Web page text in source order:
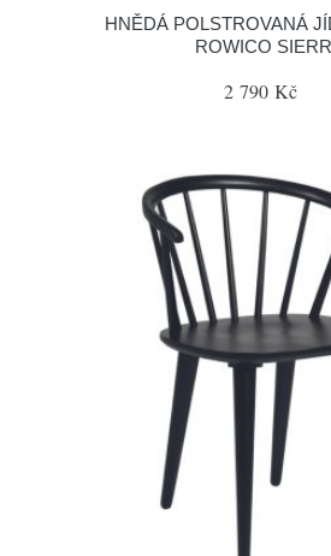
HNĚDÁ POLSTROVANÁ
ROWICO
2 790 Kč